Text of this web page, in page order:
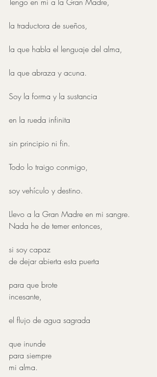
la traductora de sueños,
la que habla el lenguaje del alma,
la que abraza y acuna.
Soy la forma y la sustancia
en la rueda infinita
sin principio ni fin.
Todo lo traigo conmigo,
soy vehículo y destino.
Llevo a la Gran Madre en mi sangre.
Nada he de temer entonces,
si soy capaz
de dejar abierta esta puerta
para que brote
incesante,
el flujo de agua sagrada
que inunde
para siempre
mi alma.